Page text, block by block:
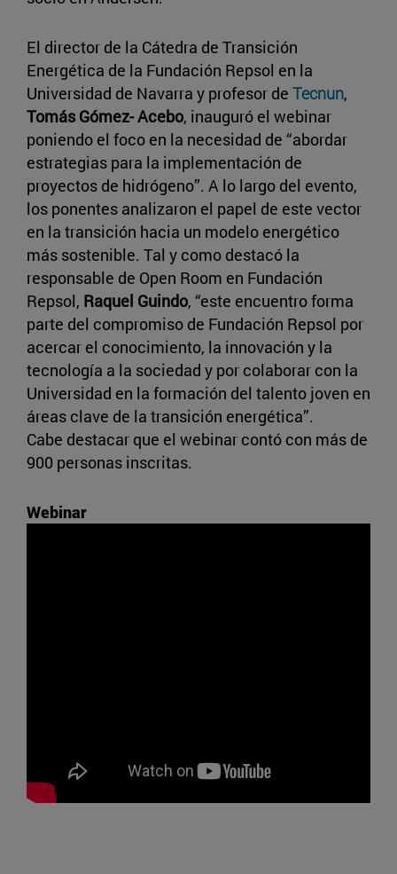
El director de la Cátedra de Transición
Energética de la Fundación Repsol en la
Universidad de Navarra y profesor de Tecnun,
Tomás Gómez- Acebo, inauguró el webinar
poniendo el foco en la necesidad de “abordar
estrategias para la implementación de
proyectos de hidrógeno”. A lo largo del evento,
los ponentes analizaron el papel de este vector
en la transición hacia un modelo energético
más sostenible. Tal y como destacó la
responsable de Open Room en Fundación
Repsol, Raquel Guindo, “este encuentro forma
parte del compromiso de Fundación Repsol por
acercar el conocimiento, la innovación y la
tecnología a la sociedad y por colaborar con la
Universidad en la formación del talento joven en
áreas clave de la transición energética”.
Cabe destacar que el webinar contó con más de
900 personas inscritas.
Webinar